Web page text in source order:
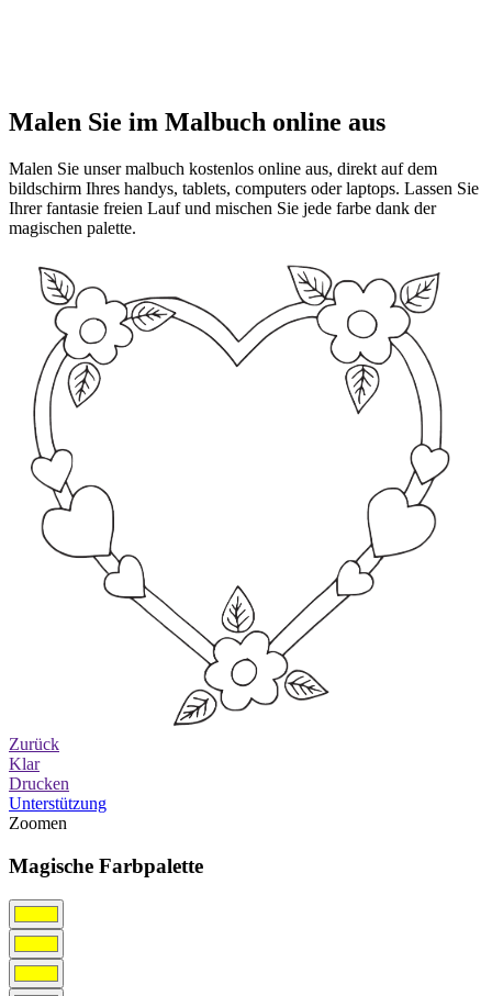
Malen Sie im Malbuch online aus
Malen Sie unser malbuch kostenlos online aus, direkt auf dem
bildschirm Ihres handys, tablets, computers oder laptops. Lassen Sie
Ihrer fantasie freien Lauf und mischen Sie jede farbe dank der
magischen palette.
Zurück
Klar
Drucken
Unterstützung
Zoomen
Magische Farbpalette